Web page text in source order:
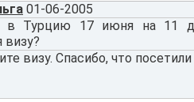
01-06-2005
в Турцию 17 июня на 11
визу?
визу. Спасибо, что